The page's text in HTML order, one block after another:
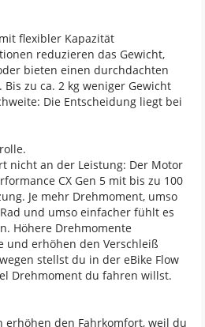
flexibler Kapazität
reduzieren das Gewicht,
bieten einen durchdachten
zu ca. 2 kg weniger Gewicht
Die Entscheidung liegt bei
nicht an der Leistung: Der Motor
CX Gen 5 mit bis zu 100
Je mehr Drehmoment, umso
und umso einfacher fühlt es
Höhere Drehmomente
und erhöhen den Verschleiß
stellst du in der eBike Flow
Drehmoment du fahren willst.
erhöhen den Fahrkomfort, weil du